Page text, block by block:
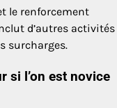
le renforcement
d’autres activités
surcharges.
si l’on est novice